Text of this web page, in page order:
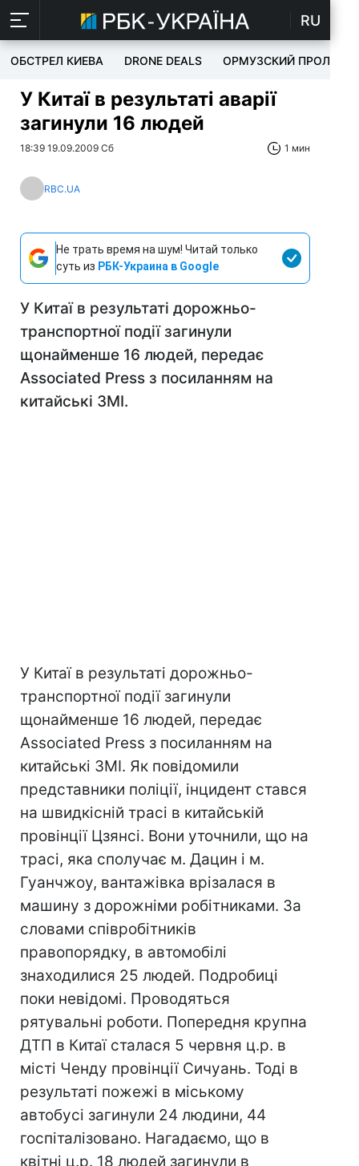
RU
ОБСТРЕЛ КИЕВА DRONE DEALS ОРМУЗСКИЙ ПРОЛИВ
У Китаї в результаті аварії
загинули 16 людей
18:39 19.09.2009 Сб 1 мин
RBC.UA
Не трать время на шум! Читай только
суть из РБК-Украина в Google
У Китаї в результаті дорожньо-
транспортної події загинули
щонайменше 16 людей, передає
Associated Press з посиланням на
китайські ЗМІ.
У Китаї в результаті дорожньо-
транспортної події загинули
щонайменше 16 людей, передає
Associated Press з посиланням на
китайські ЗМІ. Як повідомили
представники поліції, інцидент стався
на швидкісній трасі в китайській
провінції Цзянсі. Вони уточнили, що на
трасі, яка сполучає м. Дацин і м.
Гуанчжоу, вантажівка врізалася в
машину з дорожніми робітниками. За
словами співробітників
правопорядку, в автомобілі
знаходилися 25 людей. Подробиці
поки невідомі. Проводяться
рятувальні роботи. Попередня крупна
ДТП в Китаї сталася 5 червня ц.р. в
місті Ченду провінції Сичуань. Тоді в
результаті пожежі в міському
автобусі загинули 24 людини, 44
госпіталізовано. Нагадаємо, що в
квітні ц.р. 18 людей загинули в